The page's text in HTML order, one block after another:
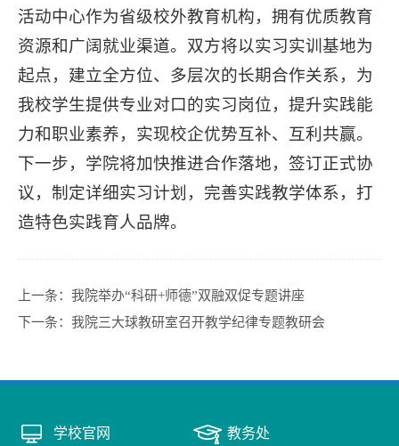
活动中心作为省级校外教育机构，拥有优质教育
资源和广阔就业渠道。双方将以实习实训基地为
起点，建立全方位、多层次的长期合作关系，为
我校学生提供专业对口的实习岗位，提升实践能
力和职业素养，实现校企优势互补、互利共赢。
下一步，学院将加快推进合作落地，签订正式协
议，制定详细实习计划，完善实践教学体系，打
造特色实践育人品牌。
上一条： 我院举办“科研+师德”双融双促专题讲座
下一条： 我院三大球教研室召开教学纪律专题教研会
学校官网 教务处